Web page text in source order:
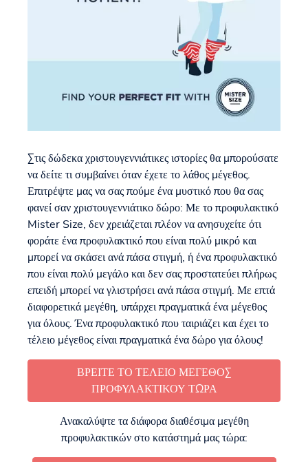
Στις δώδεκα χριστουγεννιάτικες ιστορίες θα μπορούσατε
να δείτε τι συμβαίνει όταν έχετε το λάθος μέγεθος.
Επιτρέψτε μας να σας πούμε ένα μυστικό που θα σας
φανεί σαν χριστουγεννιάτικο δώρο: Με το προφυλακτικό
Mister Size, δεν χρειάζεται πλέον να ανησυχείτε ότι
φοράτε ένα προφυλακτικό που είναι πολύ μικρό και
μπορεί να σκάσει ανά πάσα στιγμή, ή ένα προφυλακτικό
που είναι πολύ μεγάλο και δεν σας προστατεύει πλήρως
επειδή μπορεί να γλιστρήσει ανά πάσα στιγμή. Με επτά
διαφορετικά μεγέθη, υπάρχει πραγματικά ένα μέγεθος
για όλους. Ένα προφυλακτικό που ταιριάζει και έχει το
τέλειο μέγεθος είναι πραγματικά ένα δώρο για όλους!
ΒΡΕΊΤΕ ΤΟ ΤΈΛΕΙΟ ΜΈΓΕΘΟΣ
ΠΡΟΦΥΛΑΚΤΙΚΟΎ ΤΏΡΑ
Ανακαλύψτε τα διάφορα διαθέσιμα μεγέθη
προφυλακτικών στο κατάστημά μας τώρα: